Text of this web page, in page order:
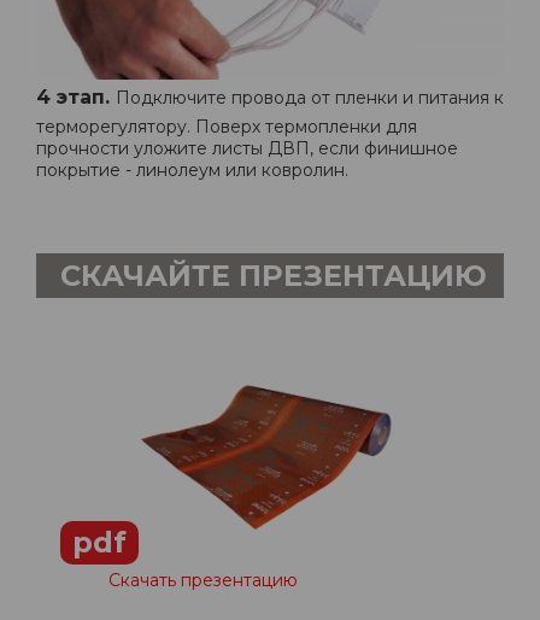
4 этап. Подключите провода от пленки и питания к
терморегулятору. Поверх термопленки для
прочности уложите листы ДВП, если финишное
покрытие - линолеум или ковролин.
СКАЧАЙТЕ ПРЕЗЕНТАЦИЮ
pdf
Скачать презентацию